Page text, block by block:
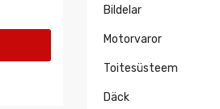
Bildelar
Motorvaror
Toitesüsteem
Däck